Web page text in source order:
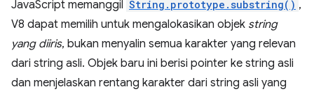
JavaScript memanggil String.prototype.substring() ,
V8 dapat memilih untuk mengalokasikan objek string
yang diiris, bukan menyalin semua karakter yang relevan
dari string asli. Objek baru ini berisi pointer ke string asli
dan menjelaskan rentang karakter dari string asli yang